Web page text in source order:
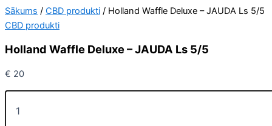
Sākums / CBD produkti / Holland Waffle Deluxe – JAUDA Ls 5/5
CBD produkti
Holland Waffle Deluxe – JAUDA Ls 5/5
€ 20
daudzums